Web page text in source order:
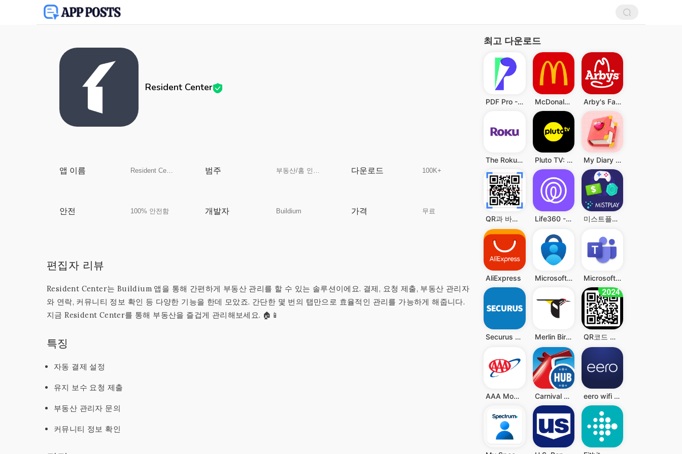
Resident Center
앱 이름 Resident Center 범주 부동산/홈 인테리어 다운로드 100K+
안전 100% 안전함 개발자 Buildium 가격 무료
편집자 리뷰
Resident Center는 Buildium 앱을 통해 간편하게 부동산 관리를 할 수 있는 솔루션이에요. 결제, 요청 제출, 부동산 관리자
와 연락, 커뮤니티 정보 확인 등 다양한 기능을 한데 모았죠. 간단한 몇 번의 탭만으로 효율적인 관리를 가능하게 해줍니다.
지금 Resident Center를 통해 부동산을 즐겁게 관리해보세요. 🏠📱
특징
자동 결제 설정
유지 보수 요청 제출
부동산 관리자 문의
커뮤니티 정보 확인
최고 다운로드
PDF Pro - Reader & Maker McDonald's Arby's Fast Food Sandwiches
The Roku App (Official) Pluto TV: Watch Free Movies/TV My Diary - Diary With Lock
QR과 바코드 스캐너 Life360 - 위치 공유 미스트플레이 – 게임 플레이하고 리워드까지 받으세요
AliExpress Microsoft Authenticator Microsoft Teams
Securus Mobile Merlin Bird ID by Cornell Lab QR코드 리더 - QR과 바코드 스캐너, QR 스캐너
AAA Mobile Carnival HUB eero wifi system